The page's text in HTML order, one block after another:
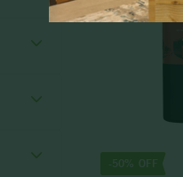
- 50%
9º